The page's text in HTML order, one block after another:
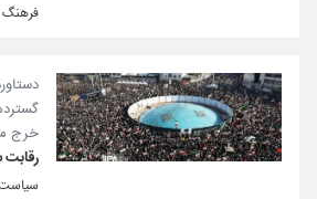
فرهنگ
خرج